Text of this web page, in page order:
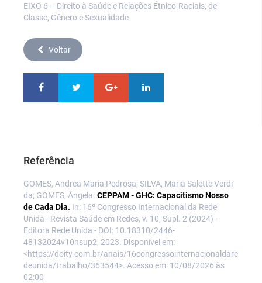
EIXO 6 – Direito à Saúde e Relações Étnico-Raciais, de
Classe, Gênero e Sexualidade
Voltar
Referência
GOMES, Andrea Maria Pedrosa; SILVA, Maria Salette Verdi
da; GOMES, Ângela. CEPPAM - GHC: Capacitismo Nosso
de Cada Dia. In: 16º Congresso Internacional da Rede
Unida - Revista Saúde em Redes, v. 10, Supl. 2 (2024) -
Editora Rede Unida - DOI: 10.18310/2446-
48132024v10nsup2, 2023. Disponível em:
<https://doity.com.br/anais/16congressointernacionaldare
deunida/trabalho/363544>. Acesso em: 10/08/2026 às
02:00